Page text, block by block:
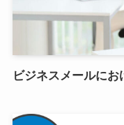
ビジネスメールに